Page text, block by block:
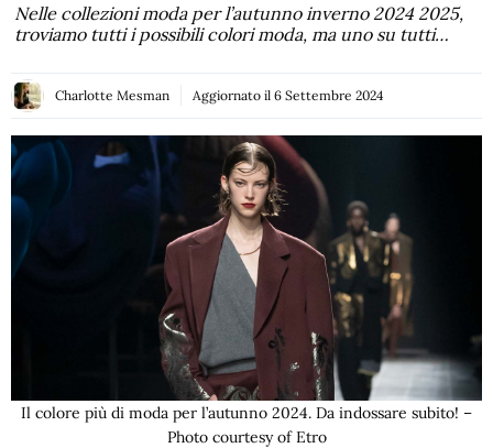
Nelle collezioni moda per l’autunno inverno 2024 2025,
troviamo tutti i possibili colori moda, ma uno su tutti…
Charlotte Mesman Aggiornato il 6 Settembre 2024
Il colore più di moda per l’autunno 2024. Da indossare subito! –
Photo courtesy of Etro